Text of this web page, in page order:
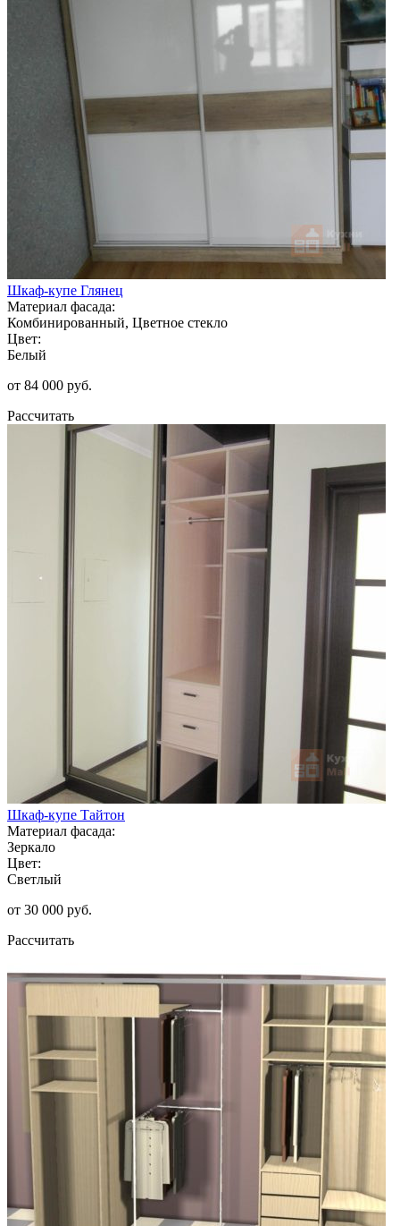
Шкаф-купе Глянец
Материал фасада:
Комбинированный, Цветное стекло
Цвет:
Белый
от 84 000 руб.
Рассчитать
Шкаф-купе Тайтон
Материал фасада:
Зеркало
Цвет:
Светлый
от 30 000 руб.
Рассчитать